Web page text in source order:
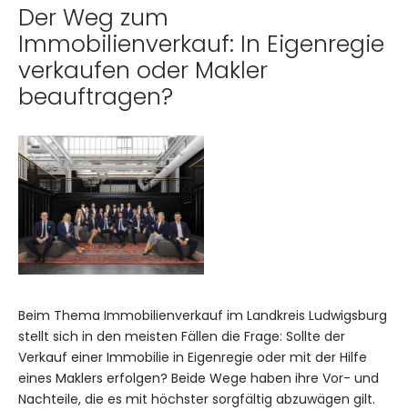
Der Weg zum
Immobilienverkauf: In Eigenregie
verkaufen oder Makler
beauftragen?
Beim Thema Immobilienverkauf im Landkreis Ludwigsburg
stellt sich in den meisten Fällen die Frage: Sollte der
Verkauf einer Immobilie in Eigenregie oder mit der Hilfe
eines Maklers erfolgen? Beide Wege haben ihre Vor- und
Nachteile, die es mit höchster sorgfältig abzuwägen gilt.